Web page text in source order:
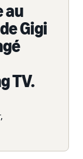
au
Gigi
TV.